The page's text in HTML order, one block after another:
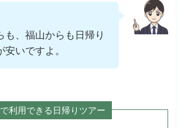
も、福山からも日帰り
安いですよ。
利用できる日帰りツアー